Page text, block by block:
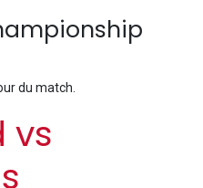
du match.
vs